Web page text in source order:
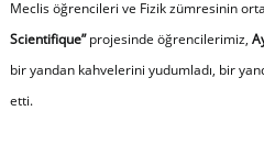
Meclis öğrencileri ve Fizik zümresinin
Scientifique”projesinde öğrencilerimiz,
bir yandan kahvelerini yudumladı, bir
etti.